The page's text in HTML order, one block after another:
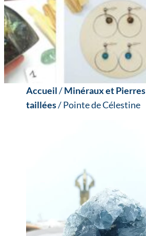
Accueil/Minéraux et Pierres
taillées/ Pointe de Célestine